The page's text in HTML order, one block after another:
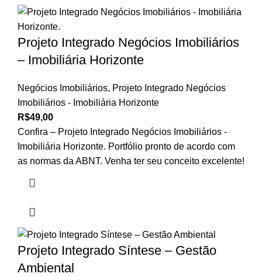
Projeto Integrado Negócios Imobiliários
– Imobiliária Horizonte
Negócios Imobiliários, Projeto Integrado Negócios
Imobiliários - Imobiliária Horizonte
R$49,00
Confira – Projeto Integrado Negócios Imobiliários -
Imobiliária Horizonte. Portfólio pronto de acordo com
as normas da ABNT. Venha ter seu conceito excelente!
Projeto Integrado Síntese – Gestão
Ambiental